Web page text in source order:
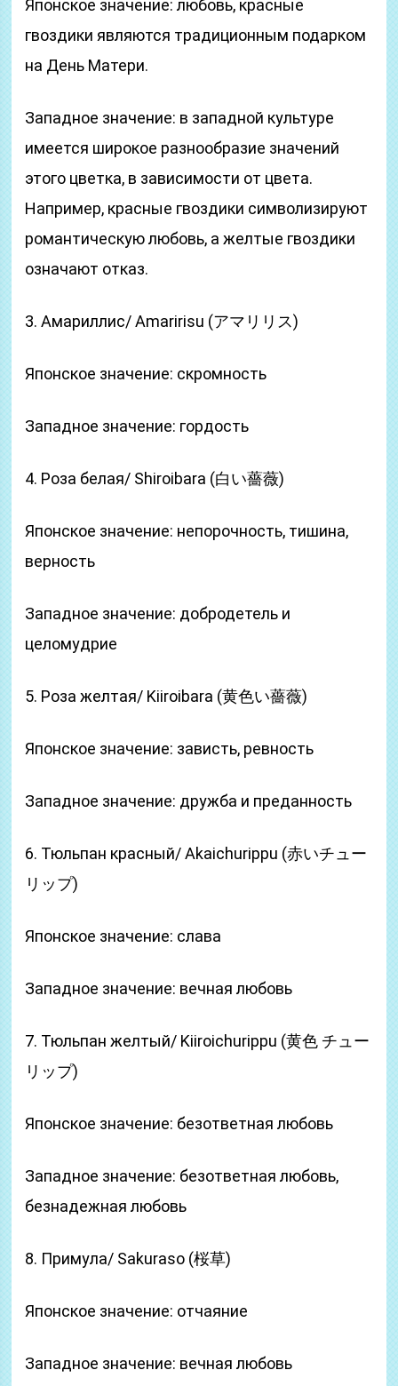
Японское значение: любовь, красные
гвоздики являются традиционным подарком
на День Матери.
Западное значение: в западной культуре
имеется широкое разнообразие значений
этого цветка, в зависимости от цвета.
Например, красные гвоздики символизируют
романтическую любовь, а желтые гвоздики
означают отказ.
3. Амариллис/ Amaririsu (アマリリス)
Японское значение: скромность
Западное значение: гордость
4. Роза белая/ Shiroibara (白い薔薇)
Японское значение: непорочность, тишина,
верность
Западное значение: добродетель и
целомудрие
5. Роза желтая/ Kiiroibara (黄色い薔薇)
Японское значение: зависть, ревность
Западное значение: дружба и преданность
6. Тюльпан красный/ Akaichurippu (赤いチュー
リップ)
Японское значение: слава
Западное значение: вечная любовь
7. Тюльпан желтый/ Kiiroichurippu (黄色 チュー
リップ)
Японское значение: безответная любовь
Западное значение: безответная любовь,
безнадежная любовь
8. Примула/ Sakuraso (桜草)
Японское значение: отчаяние
Западное значение: вечная любовь